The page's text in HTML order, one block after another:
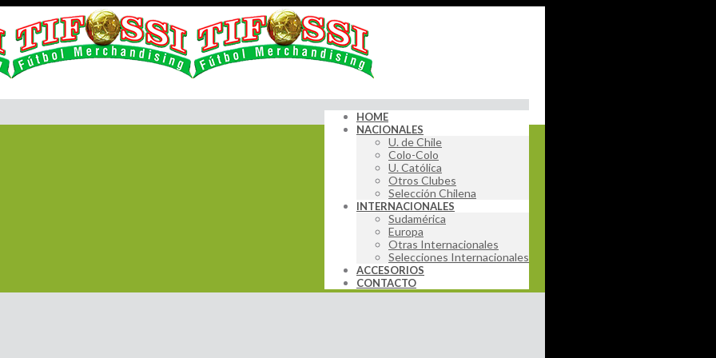
HOME
NACIONALES
U. de Chile
Colo-Colo
U. Católica
Otros Clubes
Selección Chilena
INTERNACIONALES
Sudamérica
Europa
Otras Internacionales
Selecciones Internacionales
ACCESORIOS
CONTACTO